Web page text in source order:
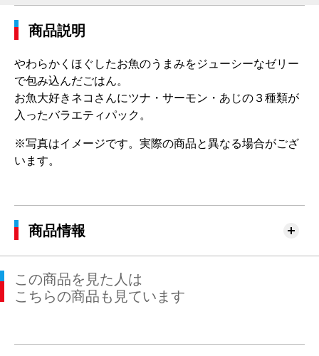
商品説明
やわらかくほぐしたお魚のうまみをジューシーなゼリー
で包み込んだごはん。
お魚大好きネコさんにツナ・サーモン・あじの３種類が
入ったバラエティパック。
※写真はイメージです。実際の商品と異なる場合がござ
います。
商品情報
この商品を見た人は
こちらの商品も見ています